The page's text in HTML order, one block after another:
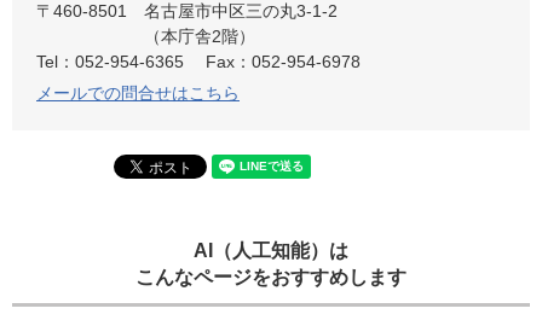
〒460-8501
名古屋市中区三の丸3-1-2
（本庁舎2階）
Tel：052-954-6365
Fax：052-954-6978
メールでの問合せはこちら
AI（人工知能）は
こんなページをおすすめします